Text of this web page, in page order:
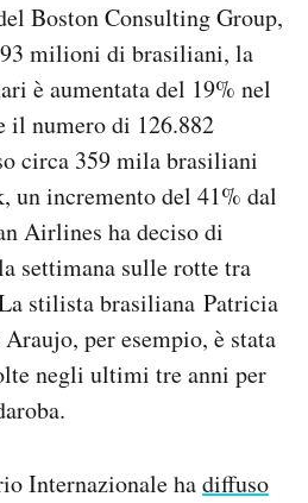
Boston Consulting Group,
milioni di brasiliani, la
è aumentata del 19% nel
il numero di 126.882
circa 359 mila brasiliani
un incremento del 41% dal
Airlines ha deciso di
settimana sulle rotte tra
stilista brasiliana Patricia
per esempio, è stata
negli ultimi tre anni per
Internazionale hadiffuso